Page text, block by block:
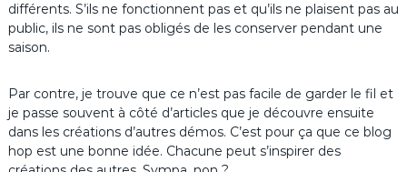
différents. S’ils ne fonctionnent pas et qu’ils ne plaisent pas au
public, ils ne sont pas obligés de les conserver pendant une
saison.
Par contre, je trouve que ce n’est pas facile de garder le fil et
je passe souvent à côté d’articles que je découvre ensuite
dans les créations d’autres démos. C’est pour ça que ce blog
hop est une bonne idée. Chacune peut s’inspirer des